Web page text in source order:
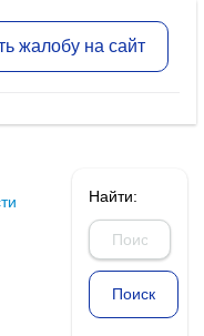
жалобу на сайт
Найти: